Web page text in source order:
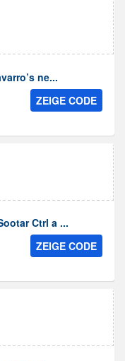
ne...
ZEIGE CODE
Ctrl a ...
ZEIGE CODE